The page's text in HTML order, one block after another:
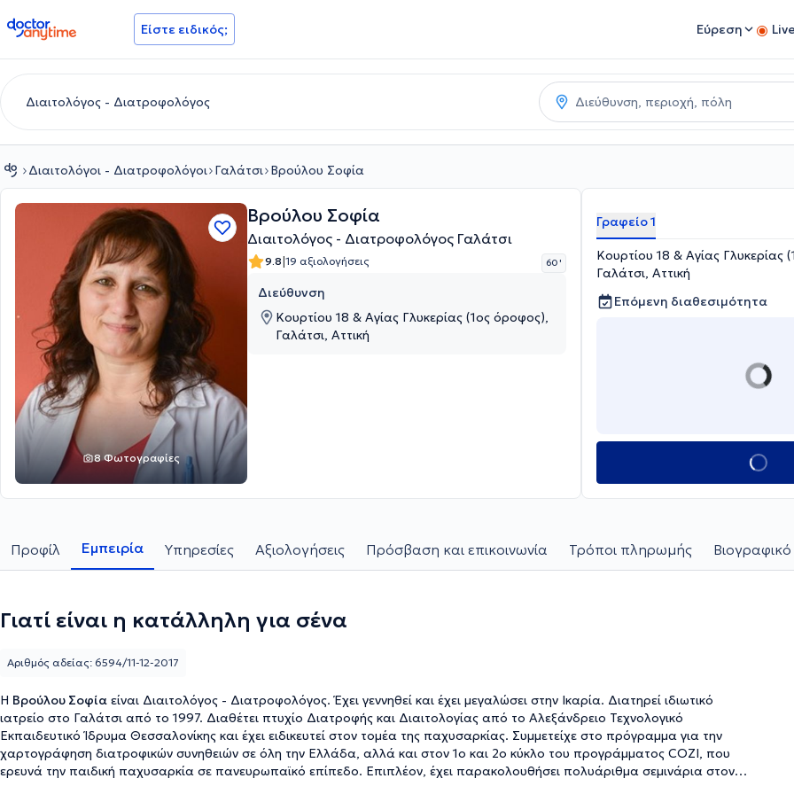
doctoranytime Είστε ειδικός; Εύρεση
Διαιτολόγοι - Διατροφολόγοι Γαλάτσι Βρούλου Σοφία
8 Φωτογραφίες
Βρούλου Σοφία
Διαιτολόγος - Διατροφολόγος Γαλάτσι
9.8|19 αξιολογήσεις 60 '
Διεύθυνση
Κουρτίου 18 & Αγίας Γλυκερίας (1ος όροφος),
Γαλάτσι, Αττική
Γραφείο 1
Κουρτίου 18 & Αγίας Γλυκερίας
Γαλάτσι, Αττική
Επόμενη διαθεσιμότητα
Προφίλ Εμπειρία Υπηρεσίες Αξιολογήσεις Πρόσβαση και επικοινωνία Τρόποι πληρωμής
Γιατί είναι η κατάλληλη για σένα
Η Βρούλου Σοφία είναι Διαιτολόγος - Διατροφολόγος. Έχει γεννηθεί και έχει μεγαλώσει στην Ικαρία. Διατηρεί ιδιωτικό
ιατρείο στο Γαλάτσι από το 1997. Διαθέτει πτυχίο Διατροφής και Διαιτολογίας από το Αλεξάνδρειο Τεχνολογικό
Εκπαιδευτικό Ίδρυμα Θεσσαλονίκης και έχει ειδικευτεί στον τομέα της παχυσαρκίας. Συμμετείχε στο πρόγραμμα για την
χαρτογράφηση διατροφικών συνηθειών σε όλη την Ελλάδα, αλλά και στον 1ο και 2ο κύκλο του προγράμματος COZI, που
ερευνά την παιδική παχυσαρκία σε πανευρωπαϊκό επίπεδο. Επιπλέον, έχει παρακολουθήσει πολυάριθμα σεμινάρια στον
Αριθμός αδείας: 6594/11-12-2017